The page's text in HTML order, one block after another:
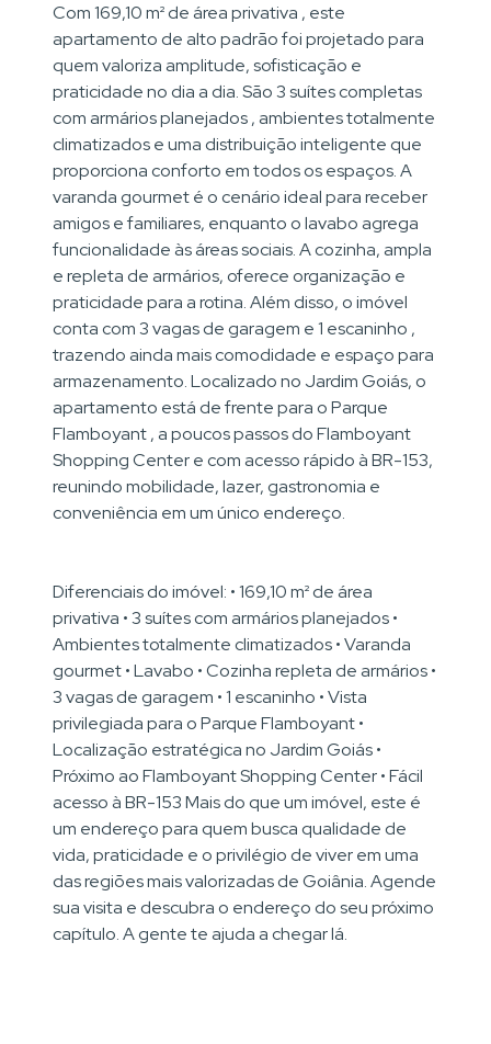
Com 169,10 m² de área privativa , este
apartamento de alto padrão foi projetado para
quem valoriza amplitude, sofisticação e
praticidade no dia a dia. São 3 suítes completas
com armários planejados , ambientes totalmente
climatizados e uma distribuição inteligente que
proporciona conforto em todos os espaços. A
varanda gourmet é o cenário ideal para receber
amigos e familiares, enquanto o lavabo agrega
funcionalidade às áreas sociais. A cozinha, ampla
e repleta de armários, oferece organização e
praticidade para a rotina. Além disso, o imóvel
conta com 3 vagas de garagem e 1 escaninho ,
trazendo ainda mais comodidade e espaço para
armazenamento. Localizado no Jardim Goiás, o
apartamento está de frente para o Parque
Flamboyant , a poucos passos do Flamboyant
Shopping Center e com acesso rápido à BR-153,
reunindo mobilidade, lazer, gastronomia e
conveniência em um único endereço.
Diferenciais do imóvel: • 169,10 m² de área
privativa • 3 suítes com armários planejados •
Ambientes totalmente climatizados • Varanda
gourmet • Lavabo • Cozinha repleta de armários •
3 vagas de garagem • 1 escaninho • Vista
privilegiada para o Parque Flamboyant •
Localização estratégica no Jardim Goiás •
Próximo ao Flamboyant Shopping Center • Fácil
acesso à BR-153 Mais do que um imóvel, este é
um endereço para quem busca qualidade de
vida, praticidade e o privilégio de viver em uma
das regiões mais valorizadas de Goiânia. Agende
sua visita e descubra o endereço do seu próximo
capítulo. A gente te ajuda a chegar lá.